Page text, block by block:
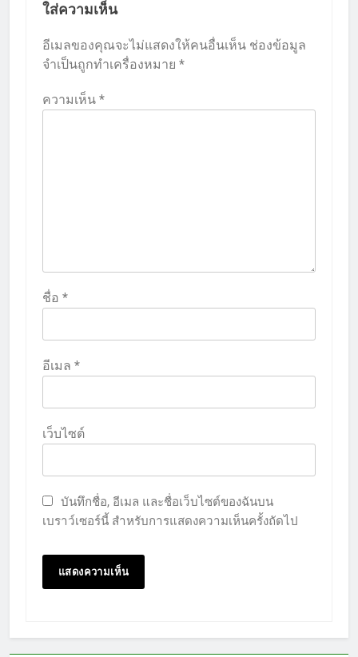
ใส่ความเห็น
อีเมลของคุณจะไม่แสดงให้คนอื่นเห็น ช่องข้อมูล
จำเป็นถูกทำเครื่องหมาย *
ความเห็น *
ชื่อ *
อีเมล *
เว็บไซต์
บันทึกชื่อ, อีเมล และชื่อเว็บไซต์ของฉันบน
เบราว์เซอร์นี้ สำหรับการแสดงความเห็นครั้งถัดไป